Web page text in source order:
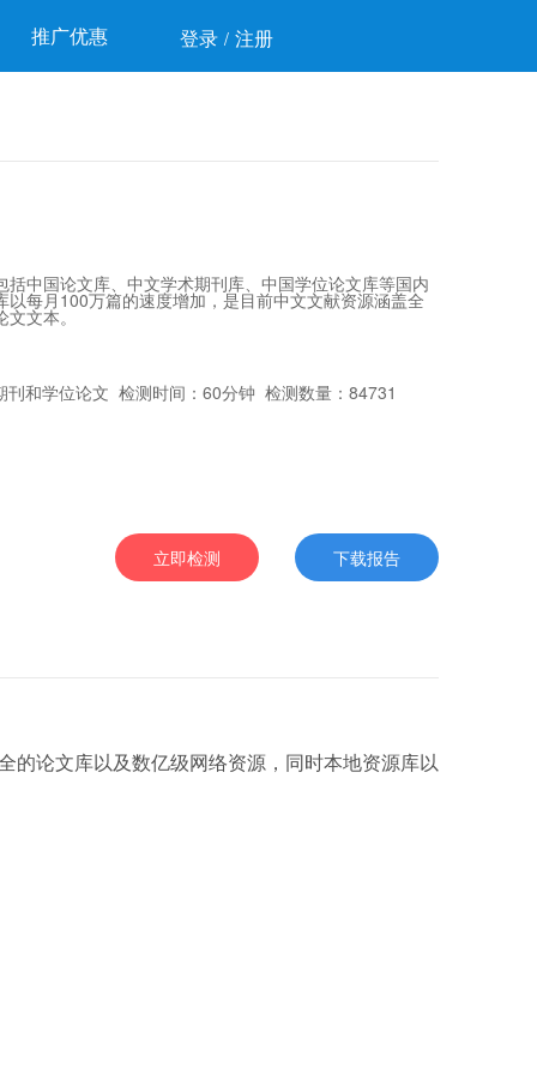
推广优惠 登录 / 注册
中国论文库、中文学术期刊库、中国学位论文库等国内
每月100万篇的速度增加，是目前中文文献资源涵盖全
文本。
刊和学位论文 检测时间：60分钟 检测数量：84731
下载报告
立即检测
的论文库以及数亿级网络资源，同时本地资源库以